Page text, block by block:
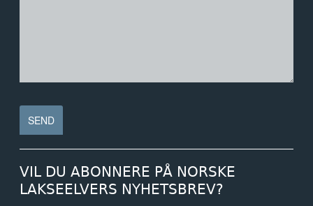
VIL DU ABONNERE PÅ NORSKE
LAKSEELVERS NYHETSBREV?